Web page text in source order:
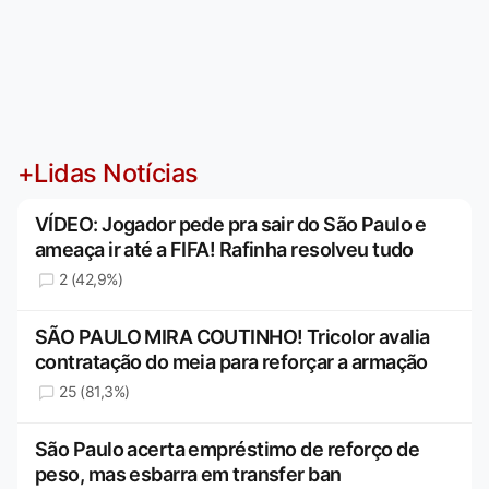
+Lidas Notícias
VÍDEO: Jogador pede pra sair do São Paulo e
ameaça ir até a FIFA! Rafinha resolveu tudo
2 (42,9%)
SÃO PAULO MIRA COUTINHO! Tricolor avalia
contratação do meia para reforçar a armação
25 (81,3%)
São Paulo acerta empréstimo de reforço de
peso, mas esbarra em transfer ban